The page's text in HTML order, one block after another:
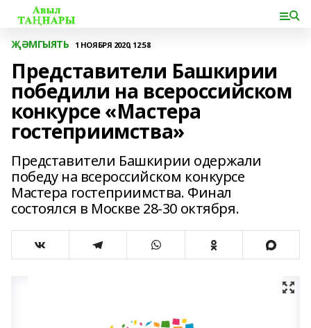
ҖӘМГЫЯТЬ 1 НОЯБРЯ 2020, 12:58
Представители Башкирии
победили на всероссийском
конкурсе «Мастера
гостеприимства»
Представители Башкирии одержали
победу на всероссийском конкурсе
Мастера гостеприимства. Финал
состоялся в Москве 28-30 октября.